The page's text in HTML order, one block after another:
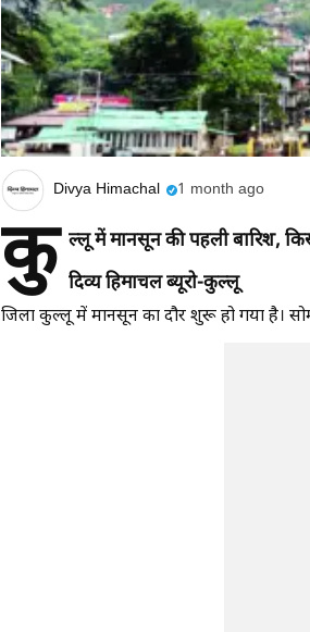
Divya Himachal 1 month ago
कु ल्लू में मानसून की पहली बारिश,
दिव्य हिमाचल ब्यूरो-कुल्लू
जिला कुल्लू में मानसून का दौर शुरू हो गया है।